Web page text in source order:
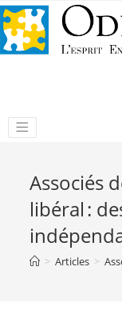
Associés
libéral :
> Articles >